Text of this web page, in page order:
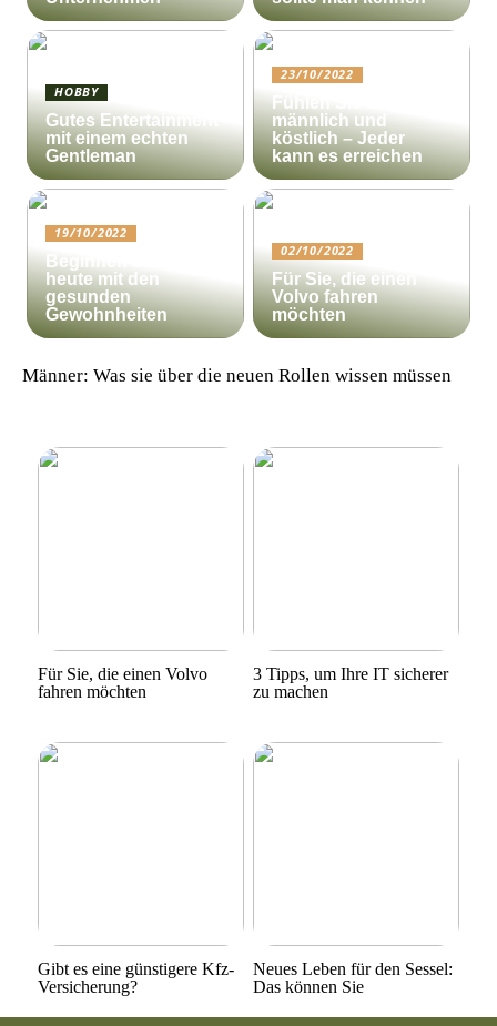
HOBBY
Gutes Entertainment
mit einem echten
Gentleman
23/10/2022
Fühlen Sie sich
männlich und
köstlich – Jeder
kann es erreichen
19/10/2022
Beginnen Sie noch
heute mit den
gesunden
Gewohnheiten
02/10/2022
Für Sie, die einen
Volvo fahren
möchten
Männer: Was sie über die neuen Rollen wissen müssen
Für Sie, die einen Volvo
fahren möchten
3 Tipps, um Ihre IT sicherer
zu machen
Gibt es eine günstigere Kfz-
Versicherung?
Neues Leben für den Sessel:
Das können Sie